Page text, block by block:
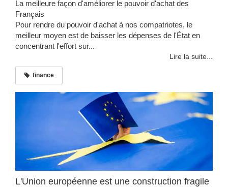
La meilleure façon d'améliorer le pouvoir d'achat des
Français
Pour rendre du pouvoir d'achat à nos compatriotes, le
meilleur moyen est de baisser les dépenses de l'État en
concentrant l'effort sur...
Lire la suite...
finance
L'Union européenne est une construction fragile